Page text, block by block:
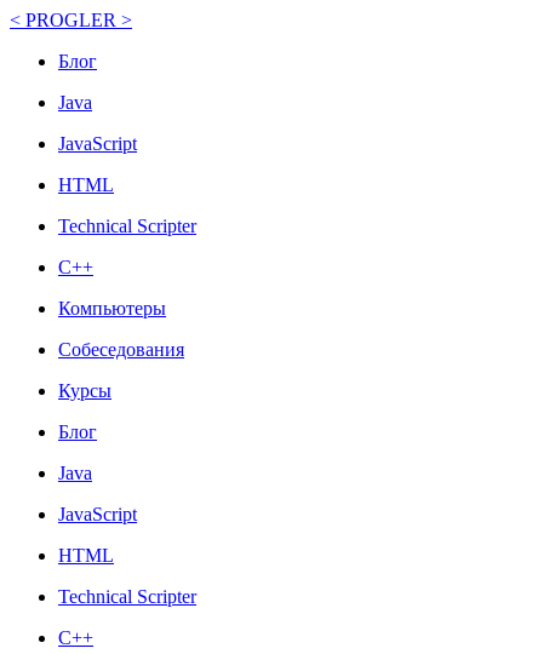
< PROGLER >
Блог
Java
JavaScript
HTML
Technical Scripter
C++
Компьютеры
Собеседования
Курсы
Блог
Java
JavaScript
HTML
Technical Scripter
C++